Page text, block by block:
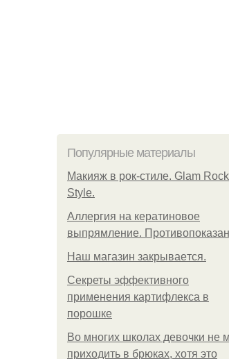
Популярные материалы
Макияж в рок-стиле. Glam Rock
Style.
Аллергия на кератиновое
выпрямление.
Нaш магaзин зaкрывaeтся.
Секреты эффективного
применения картифлекса в
порошке
Во многих школах девочки не
приходить в брюках, хотя это